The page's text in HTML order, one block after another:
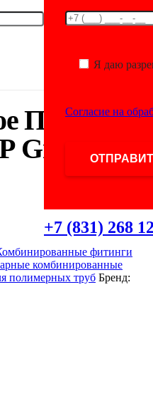
Я даю
Согласие на
+7 (831) 268
ПП D140/25 1/2 ВР Green
ПП
Green
фитинги
комбинированные
полимерных труб Бренд: